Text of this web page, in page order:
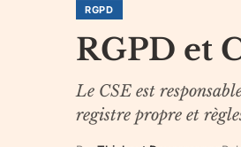
RGPD
RGPD et
Le CSE est
registre propre et